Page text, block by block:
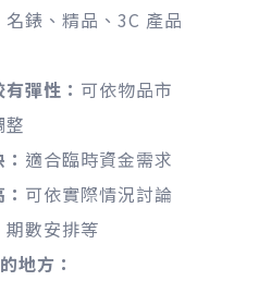
錶、精品、3C 產品
彈性： 可依物品市
整
適合臨時資金需求
可依實際情況討論
期數安排等
地方：